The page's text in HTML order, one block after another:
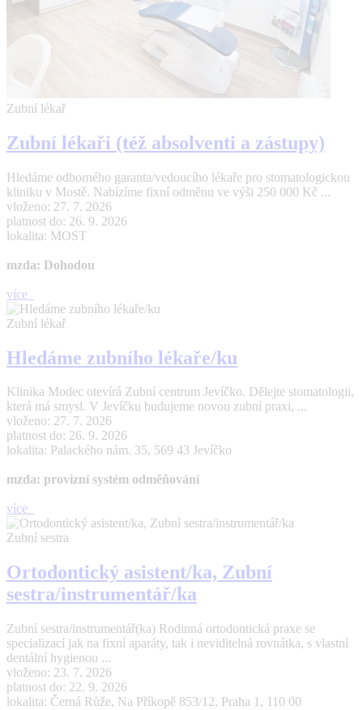
Zubní lékař
Zubní lékaři (též absolventi a zástupy)
Hledáme odborného garanta/vedoucího lékaře pro stomatologickou
kliniku v Mostě. Nabízíme fixní odměnu ve výši 250 000 Kč ...
vloženo: 27. 7. 2026
platnost do: 26. 9. 2026
lokalita: MOST
mzda: Dohodou
více
Zubní lékař
Hledáme zubního lékaře/ku
Klinika Modec otevírá Zubní centrum Jevíčko. Dělejte stomatologii,
která má smysl. V Jevíčku budujeme novou zubní praxi, ...
vloženo: 27. 7. 2026
platnost do: 26. 9. 2026
lokalita: Palackého nám. 35, 569 43 Jevíčko
mzda: provizní systém odměňování
více
Zubní sestra
Ortodontický asistent/ka, Zubní
sestra/instrumentář/ka
Zubní sestra/instrumentář(ka) Rodinná ortodontická praxe se
specializací jak na fixní aparáty, tak i neviditelná rovnátka, s vlastní
dentální hygienou ...
vloženo: 23. 7. 2026
platnost do: 22. 9. 2026
lokalita: Černá Růže, Na Příkopě 853/12, Praha 1, 110 00